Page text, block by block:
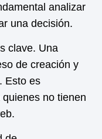
analizar
una decisión.
clave. Una
de creación y
Esto es
no tienen